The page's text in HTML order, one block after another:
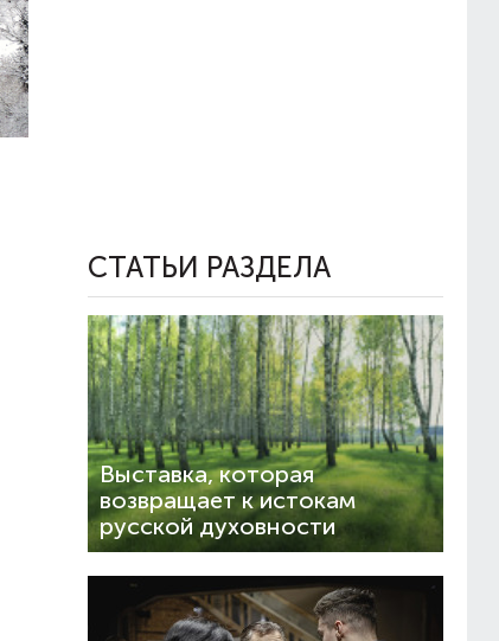
СТАТЬИ РАЗДЕЛА
Выставка, которая
возвращает к истокам
русской духовности